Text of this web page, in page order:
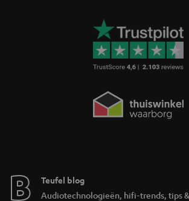
Teufel blog
Audiotechnologieën, hifi-trends, tips